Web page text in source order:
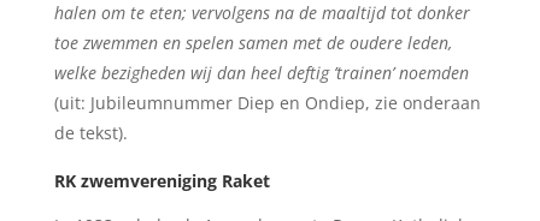
halen om te eten; vervolgens na de maaltijd tot donker
toe zwemmen en spelen samen met de oudere leden,
welke bezigheden wij dan heel deftig ’trainen’ noemden
(uit: Jubileumnummer Diep en Ondiep, zie onderaan
de tekst).
RK zwemvereniging Raket